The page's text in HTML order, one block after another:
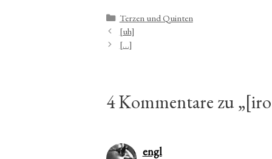
Kategorien
Terzen und Quinten
[uh]
[…]
4 Kommentare zu
engl